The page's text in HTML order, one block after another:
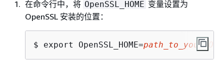
在命令行中，将 OpenSSL_HOME 变量设置为
OpenSSL 安装的位置：
$ export OpenSSL_HOME=